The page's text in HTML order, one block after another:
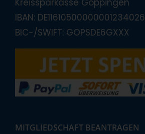
Kreissparkasse Göppingen
IBAN: DE11610500000001234026
BIC-/SWIFT: GOPSDE6GXXX
MITGLIEDSCHAFT BEANTRAGEN